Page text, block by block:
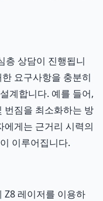
층 상담이 진행됩니
요구사항을 충분히
계합니다. 예를 들어,
번짐을 최소화하는 방
에게는 근거리 시력의
이루어집니다.
Z8 레이저를 이용하